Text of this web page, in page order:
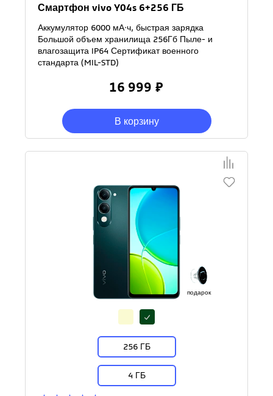
Смартфон vivo Y04s 6+256 ГБ
Аккумулятор 6000 мА·ч, быстрая зарядка
Большой объем хранилища 256Гб Пыле- и
влагозащита IP64 Сертификат военного
стандарта (MIL-STD)
16 999 ₽
В корзину
подарок
256 ГБ
4 ГБ